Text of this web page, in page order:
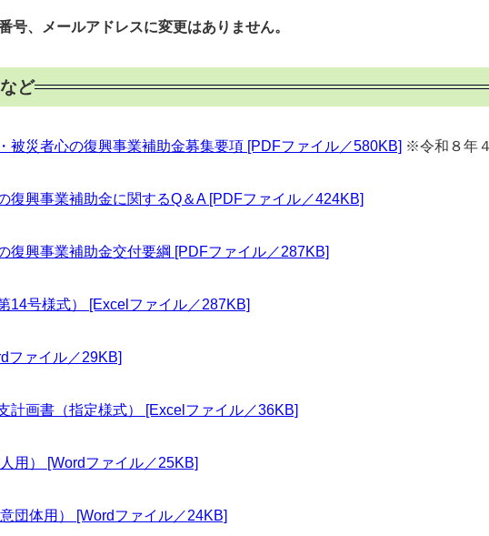
、メールアドレスに変更はありません。
ど
被災者心の復興事業補助金募集要項 [PDFファイル／580KB] ※令和８年
復興事業補助金に関するQ＆A [PDFファイル／424KB]
復興事業補助金交付要綱 [PDFファイル／287KB]
14号様式） [Excelファイル／287KB]
ファイル／29KB]
計画書（指定様式） [Excelファイル／36KB]
用） [Wordファイル／25KB]
団体用） [Wordファイル／24KB]